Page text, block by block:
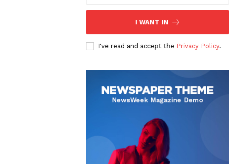
I WANT IN
I've read and accept the Privacy Policy.